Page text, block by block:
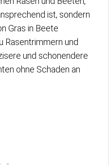
ist, sondern
Gras in Beete
Rasentrimmern und
und schonendere
ohne Schaden an